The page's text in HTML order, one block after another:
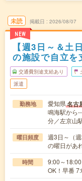
未読
NEW
掲載日 2026/08/07
【週3日～＆土
の施設で自立を
交通費別途支給あり
派遣
勤務地 愛知県名古
鳴海駅から
分／左京山
曜日頻度
週3日～（
の曜日があ
時間
9:00～
OK！早番